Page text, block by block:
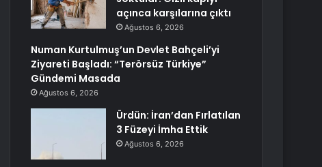
açınca karşılarına çıktı
Ağustos 6, 2026
Numan Kurtulmuş’un Devlet Bahçeli’yi
Ziyareti Başladı: “Terörsüz Türkiye”
Gündemi Masada
Ağustos 6, 2026
Ürdün: İran’dan Fırlatılan
3 Füzeyi İmha Ettik
Ağustos 6, 2026